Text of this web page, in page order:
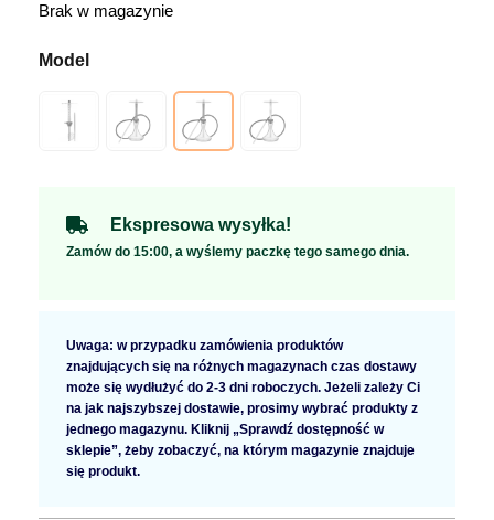
Brak w magazynie
Ekspresowa wysyłka!
Zamów do 15:00, a wyślemy paczkę tego samego dnia.
Uwaga: w przypadku zamówienia produktów
znajdujących się na różnych magazynach czas dostawy
może się wydłużyć do 2-3 dni roboczych. Jeżeli zależy Ci
na jak najszybszej dostawie, prosimy wybrać produkty z
jednego magazynu. Kliknij „Sprawdź dostępność w
sklepie”, żeby zobaczyć, na którym magazynie znajduje
się produkt.